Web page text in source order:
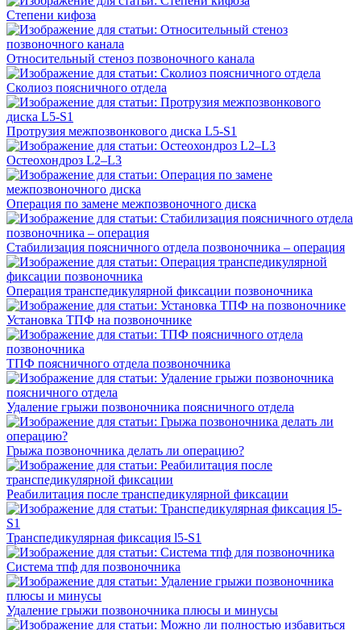
Степени кифоза
Относительный стеноз позвоночного канала
Сколиоз поясничного отдела
Протрузия межпозвонкового диска L5-S1
Остеохондроз L2–L3
Операция по замене межпозвоночного диска
Стабилизация поясничного отдела позвоночника – операция
Операция транспедикулярной фиксации позвоночника
Установка ТПФ на позвоночнике
ТПФ поясничного отдела позвоночника
Удаление грыжи позвоночника поясничного отдела
Грыжа позвоночника делать ли операцию?
Реабилитация после транспедикулярной фиксации
Транспедикулярная фиксация l5-S1
Система тпф для позвоночника
Удаление грыжи позвоночника плюсы и минусы